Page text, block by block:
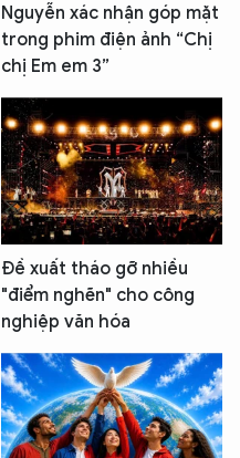
Nguyễn xác nhận góp mặt
trong phim điện ảnh “Chị
chị Em em 3”
Đề xuất tháo gỡ nhiều
"điểm nghẽn" cho công
nghiệp văn hóa